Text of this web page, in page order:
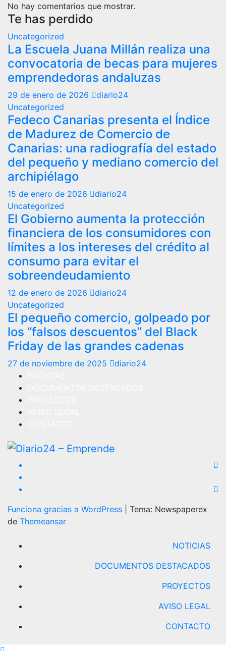
No hay comentarios que mostrar.
Te has perdido
Uncategorized
La Escuela Juana Millán realiza una
convocatoria de becas para mujeres
emprendedoras andaluzas
29 de enero de 2026
diario24
Uncategorized
Fedeco Canarias presenta el Índice
de Madurez de Comercio de
Canarias: una radiografía del estado
del pequeño y mediano comercio del
archipiélago
15 de enero de 2026
diario24
Uncategorized
El Gobierno aumenta la protección
financiera de los consumidores con
límites a los intereses del crédito al
consumo para evitar el
sobreendeudamiento
12 de enero de 2026
diario24
Uncategorized
El pequeño comercio, golpeado por
los “falsos descuentos” del Black
Friday de las grandes cadenas
27 de noviembre de 2025
diario24
Funciona gracias a WordPress
Tema: Newspaperex
de Themeansar
NOTICIAS
DOCUMENTOS DESTACADOS
PROYECTOS
AVISO LEGAL
CONTACTO